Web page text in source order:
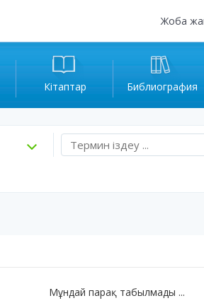
Жоба
Кітаптар Библиография
Мұндай парақ табылмады ...